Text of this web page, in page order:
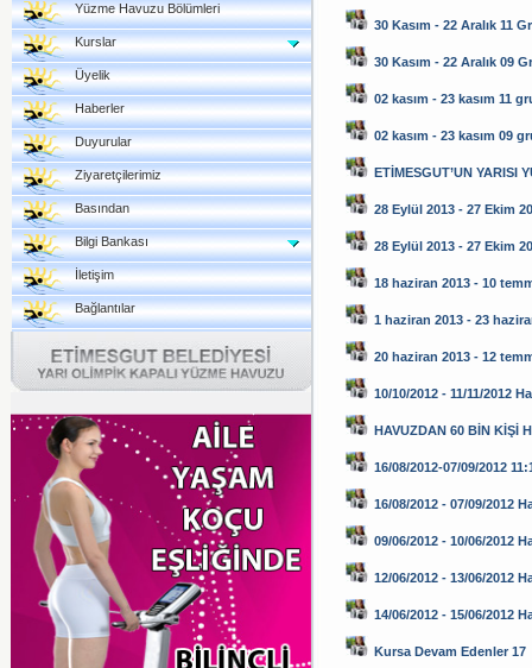
Yüzme Havuzu Bölümleri
Kurslar
Üyelik
Haberler
Duyurular
Ziyaretçilerimiz
Basından
Bilgi Bankası
İletişim
Bağlantılar
30 Kasım - 22 Aralık 11
30 Kasım - 22 Aralık 09
02 kasım - 23 kasım 11
02 kasım - 23 kasım 09
ETİMESGUT’UN YARISI
28 Eylül 2013 - 27 Ekim
28 Eylül 2013 - 27 Ekim
18 haziran 2013 - 10
1 haziran 2013 - 23
20 haziran 2013 - 12
10/10/2012 - 11/11/2012
HAVUZDAN 60 BİN KİŞİ
16/08/2012-07/09/2012
16/08/2012 - 07/09/2012
09/06/2012 - 10/06/2012
12/06/2012 - 13/06/2012
14/06/2012 - 15/06/2012
Kursa Devam Edenler 17